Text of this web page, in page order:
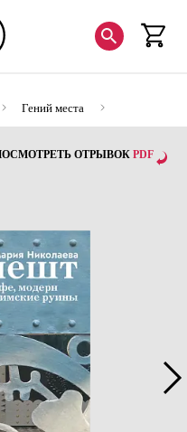
Гений места
ОТРЫВОК PDF